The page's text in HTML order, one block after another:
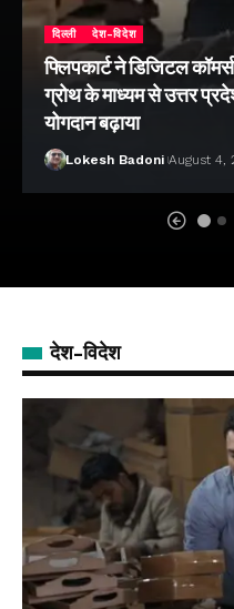
दिल्ली देश-विदेश
फ्लिपकार्ट ने डिजिटल
ग्रोथ के माध्यम से उत्तर
योगदान बढ़ाया
Lokesh Badoni August 4,
देश-विदेश